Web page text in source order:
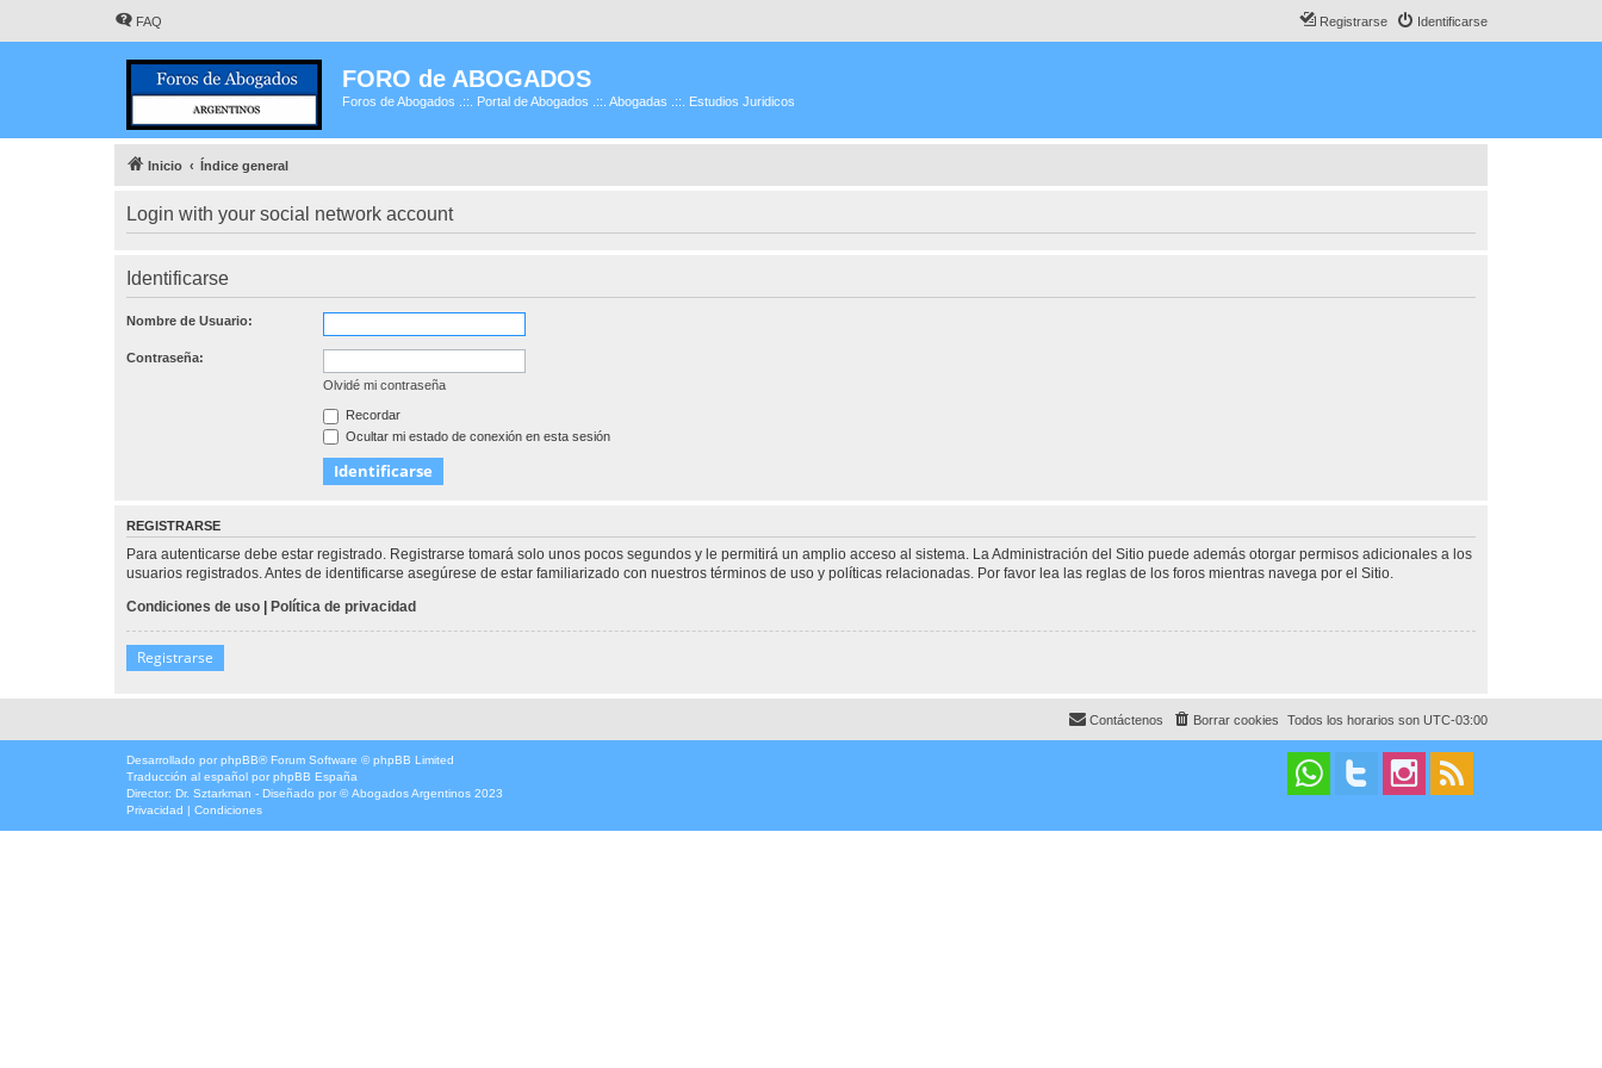
FAQ Identificarse
Registrarse
FORO de ABOGADOS
Foros de Abogados .::. Portal de Abogados .::. Abogadas .::. Estudios Juridicos
Inicio Índice general
Login with your social network account
Identificarse
Nombre de Usuario:
Contraseña:
Olvidé mi contraseña
Recordar
Ocultar mi estado de conexión en esta sesión
REGISTRARSE
Para autenticarse debe estar registrado. Registrarse tomará solo unos pocos segundos y le permitirá un amplio acceso al sistema. La Administración del Sitio puede además otorgar permisos adicionales a los
usuarios registrados. Antes de identificarse asegúrese de estar familiarizado con nuestros términos de uso y políticas relacionadas. Por favor lea las reglas de los foros mientras navega por el Sitio.
Condiciones de uso | Política de privacidad
Registrarse
Todos los horarios son UTC-03:00
Borrar cookies
Contáctenos
Desarrollado por phpBB® Forum Software © phpBB Limited
Traducción al español por phpBB España
Director: Dr. Sztarkman - Diseñado por ©Abogados Argentinos 2023
Privacidad | Condiciones